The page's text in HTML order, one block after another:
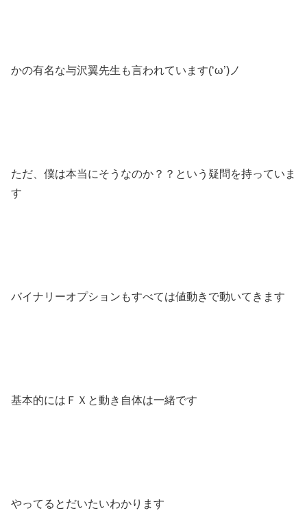
かの有名な与沢翼先生も言われています(‘ω’)ノ
ただ、僕は本当にそうなのか？？という疑問を持っていま
す
バイナリーオプションもすべては値動きで動いてきます
基本的にはＦＸと動き自体は一緒です
やってるとだいたいわかります